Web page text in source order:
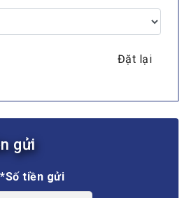
Đặt lại
gửi
*Số tiền gửi